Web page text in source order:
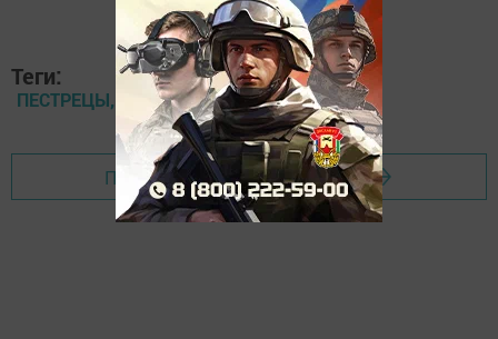
Теги:
ПЕСТРЕЦЫ, ПРОКУРАТУРА
Перейти на страницу новости